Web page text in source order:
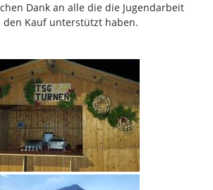
Dank an alle die die Jugendarbeit
Kauf unterstützt haben.